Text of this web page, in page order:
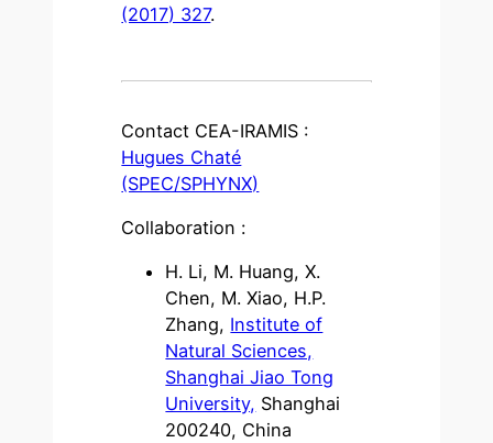
(2017) 327.
Contact CEA-IRAMIS :
Hugues Chaté
(SPEC/SPHYNX)
Collaboration :
H. Li, M. Huang, X.
Chen, M. Xiao, H.P.
Zhang, Institute of
Natural Sciences,
Shanghai Jiao Tong
University, Shanghai
200240, China